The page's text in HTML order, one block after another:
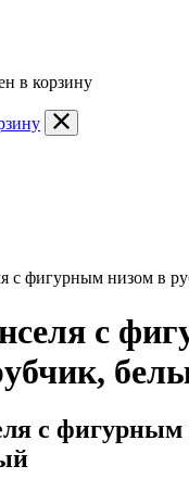
в корзину
с фигурным низом в
с
с